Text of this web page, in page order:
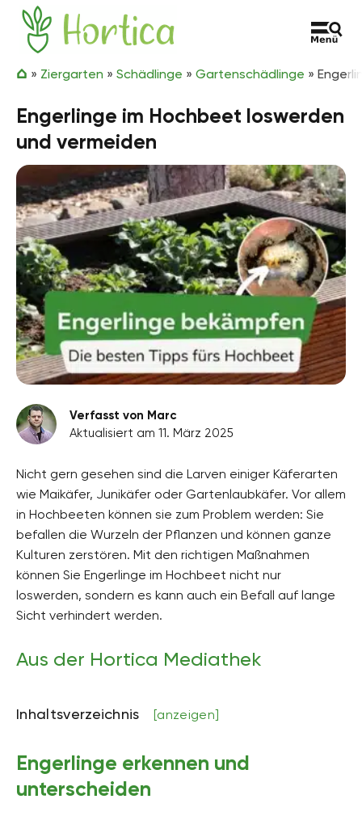
Zum Inhalt springen
Hortica
» Ziergarten » Schädlinge » Gartenschädlinge »
Engerlinge im Hochbeet loswerden
und vermeiden
Verfasst von Marc
Aktualisiert am 11. März 2025
Nicht gern gesehen sind die Larven einiger Käferarten
wie Maikäfer, Junikäfer oder Gartenlaubkäfer. Vor allem
in Hochbeeten können sie zum Problem werden: Sie
befallen die Wurzeln der Pflanzen und können ganze
Kulturen zerstören. Mit den richtigen Maßnahmen
können Sie Engerlinge im Hochbeet nicht nur
loswerden, sondern es kann auch ein Befall auf lange
Sicht verhindert werden.
Aus der Hortica Mediathek
Inhaltsverzeichnis [anzeigen]
Engerlinge erkennen und
unterscheiden